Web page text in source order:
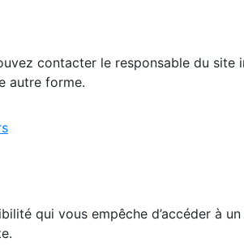
contacter le responsable du site
autre forme.
qui vous empêche d’accéder à